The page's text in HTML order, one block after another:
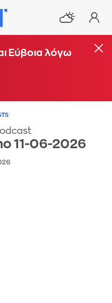
Εύβοια λόγω
11-06-2026